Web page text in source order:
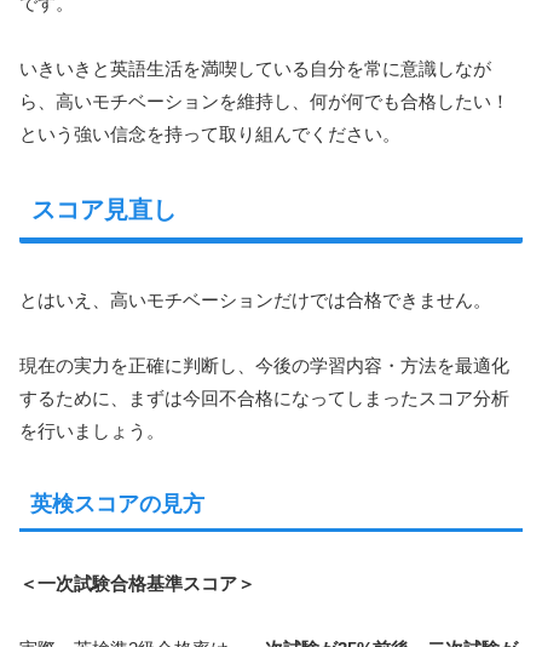
いきいきと英語生活を満喫している自分を常に意識しなが
ら、高いモチベーションを維持し、何が何でも合格したい！
という強い信念を持って取り組んでください。
スコア見直し
とはいえ、高いモチベーションだけでは合格できません。
現在の実力を正確に判断し、今後の学習内容・方法を最適化
するために、まずは今回不合格になってしまったスコア分析
を行いましょう。
英検スコアの見方
＜一次試験合格基準スコア＞